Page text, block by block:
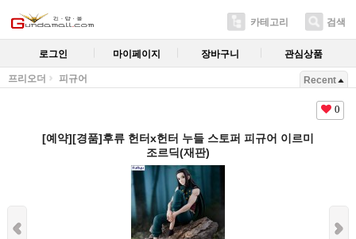
카테고리 검색
로그인 마이페이지 장바구니 관심상품
프리오더 피규어 Recent
0
[예약][경품]후류 헌터x헌터 누들 스토퍼 피규어 이르미
조르딕(재판)